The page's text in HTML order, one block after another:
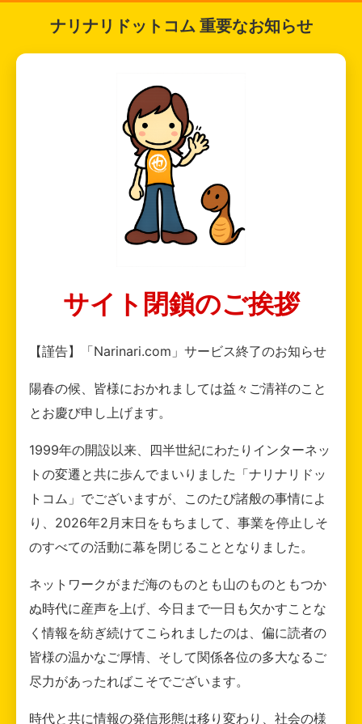
ナリナリドットコム 重要なお知らせ
サイト閉鎖のご挨拶
【謹告】「Narinari.com」サービス終了のお知らせ
陽春の候、皆様におかれましては益々ご清祥のこと
とお慶び申し上げます。
1999年の開設以来、四半世紀にわたりインターネッ
トの変遷と共に歩んでまいりました「ナリナリドッ
トコム」でございますが、このたび諸般の事情によ
り、2026年2月末日をもちまして、事業を停止しそ
のすべての活動に幕を閉じることとなりました。
ネットワークがまだ海のものとも山のものともつか
ぬ時代に産声を上げ、今日まで一日も欠かすことな
く情報を紡ぎ続けてこられましたのは、偏に読者の
皆様の温かなご厚情、そして関係各位の多大なるご
尽力があったればこそでございます。
時代と共に情報の発信形態は移り変わり、社会の様